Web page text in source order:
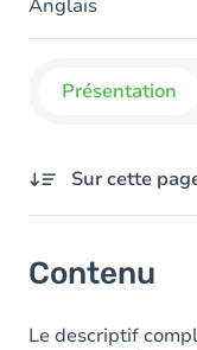
Anglais
Présentation
Sur cette
Contenu
Le descriptif